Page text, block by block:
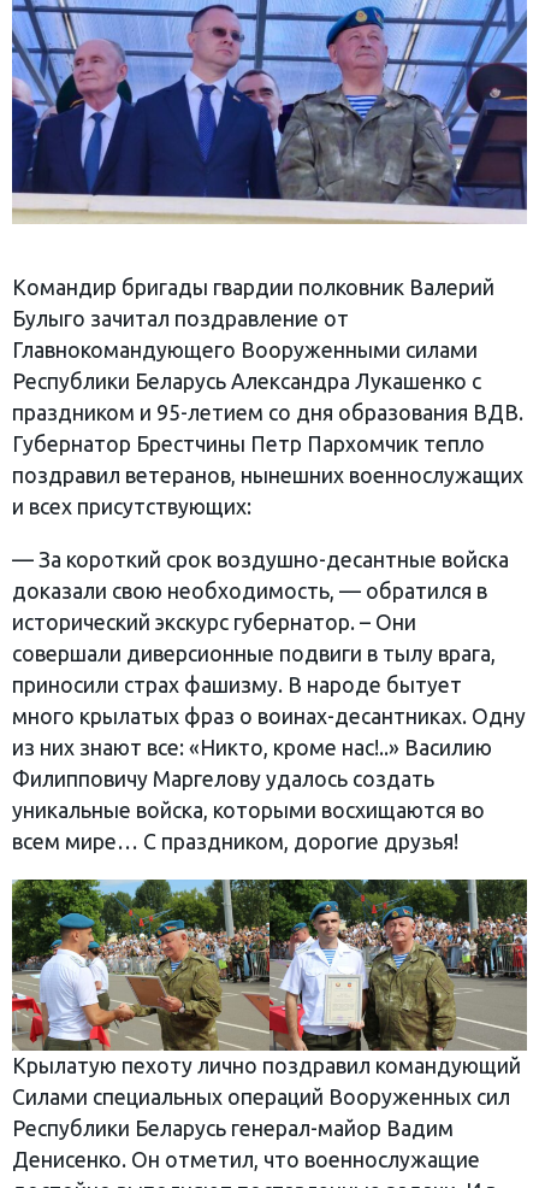
Командир бригады гвардии полковник Валерий
Булыго зачитал поздравление от
Главнокомандующего Вооруженными силами
Республики Беларусь Александра Лукашенко с
праздником и 95-летием со дня образования ВДВ.
Губернатор Брестчины Петр Пархомчик тепло
поздравил ветеранов, нынешних военнослужащих
и всех присутствующих:
— За короткий срок воздушно-десантные войска
доказали свою необходимость, — обратился в
исторический экскурс губернатор. – Они
совершали диверсионные подвиги в тылу врага,
приносили страх фашизму. В народе бытует
много крылатых фраз о воинах-десантниках. Одну
из них знают все: «Никто, кроме нас!..» Василию
Филипповичу Маргелову удалось создать
уникальные войска, которыми восхищаются во
всем мире… С праздником, дорогие друзья!
Крылатую пехоту лично поздравил командующий
Силами специальных операций Вооруженных сил
Республики Беларусь генерал-майор Вадим
Денисенко. Он отметил, что военнослужащие